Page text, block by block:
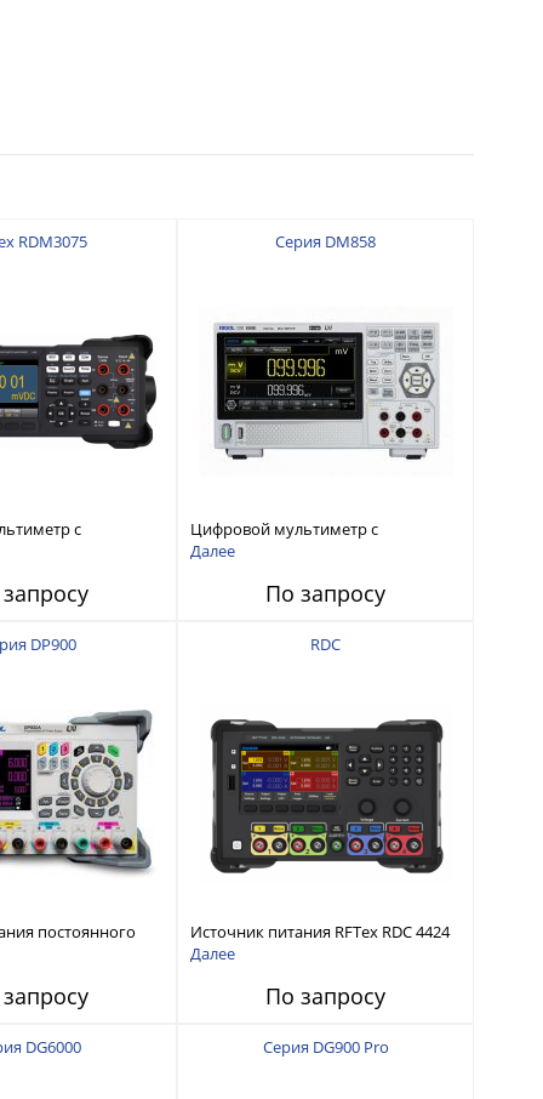
RDM3075
с
½
Серия DM858
Цифровой мультиметр с
разрядностью 5½ и
host, LAN и Web control
Далее
По запросу
DP900
постоянного
до 210 Вт
RDC
Источник питания RFTex RDC 4424
4 канала, 32 В/3.2 А
Далее
По запросу
DG6000 Серия DG900 Pro